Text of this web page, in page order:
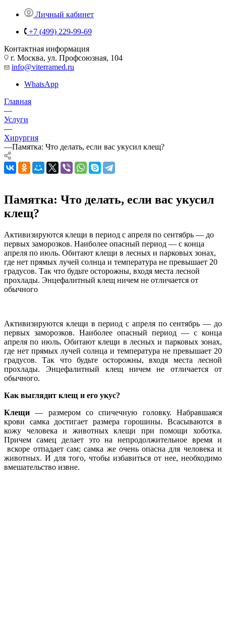
Личный кабинет
+7 (499) 229-99-69
Контактная информация
г. Москва, ул. Профсоюзная, 104
info@viterramed.ru
WhatsApp
Главная
—
Услуги
—
Хирургия
—Памятка: Что делать, если вас укусил клещ?
Памятка: Что делать, если вас укусил
клещ?
Активизируются клещи в период с апреля по сентябрь — до
первых заморозков. Наиболее опасный период — с конца
апреля по июль. Обитают клещи в лесных и парковых зонах,
где нет прямых лучей солнца и температура не превышает 20
градусов. Так что будьте осторожны, входя места лесной
прохлады. Энцефалитный клещ ничем не отличается от
обычного
Активизируются клещи в период с апреля по сентябрь — до
первых заморозков. Наиболее опасный период — с конца
апреля по июль. Обитают клещи в лесных и парковых зонах,
где нет прямых лучей солнца и температура не превышает 20
градусов. Так что будьте осторожны, входя места лесной
прохлады. Энцефалитный клещ ничем не отличается от
обычного.
Как выглядит клещ и его укус?
Клещи — размером со спичечную головку. Набравшаяся
крови самка достигает размера горошины. Всасываются в
кожу человека и животных клещи при помощи хоботка.
Причем самец делает это на непродолжительное время и
вскоре отпадает сам; самка же очень опасна для человека и
животных. И для того, чтобы избавиться от нее, необходимо
вмешательство извне.